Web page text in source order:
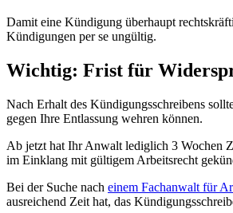
Damit eine Kündigung überhaupt
Kündigungen per se ungültig.
Wichtig: Frist für
Nach Erhalt des Kündigungsschreibens
gegen Ihre Entlassung wehren können.
Ab jetzt hat Ihr Anwalt lediglich 3 Wochen
im Einklang mit gültigem Arbeitsrecht
Bei der Suche nach einem Fachanwalt für
ausreichend Zeit hat, das